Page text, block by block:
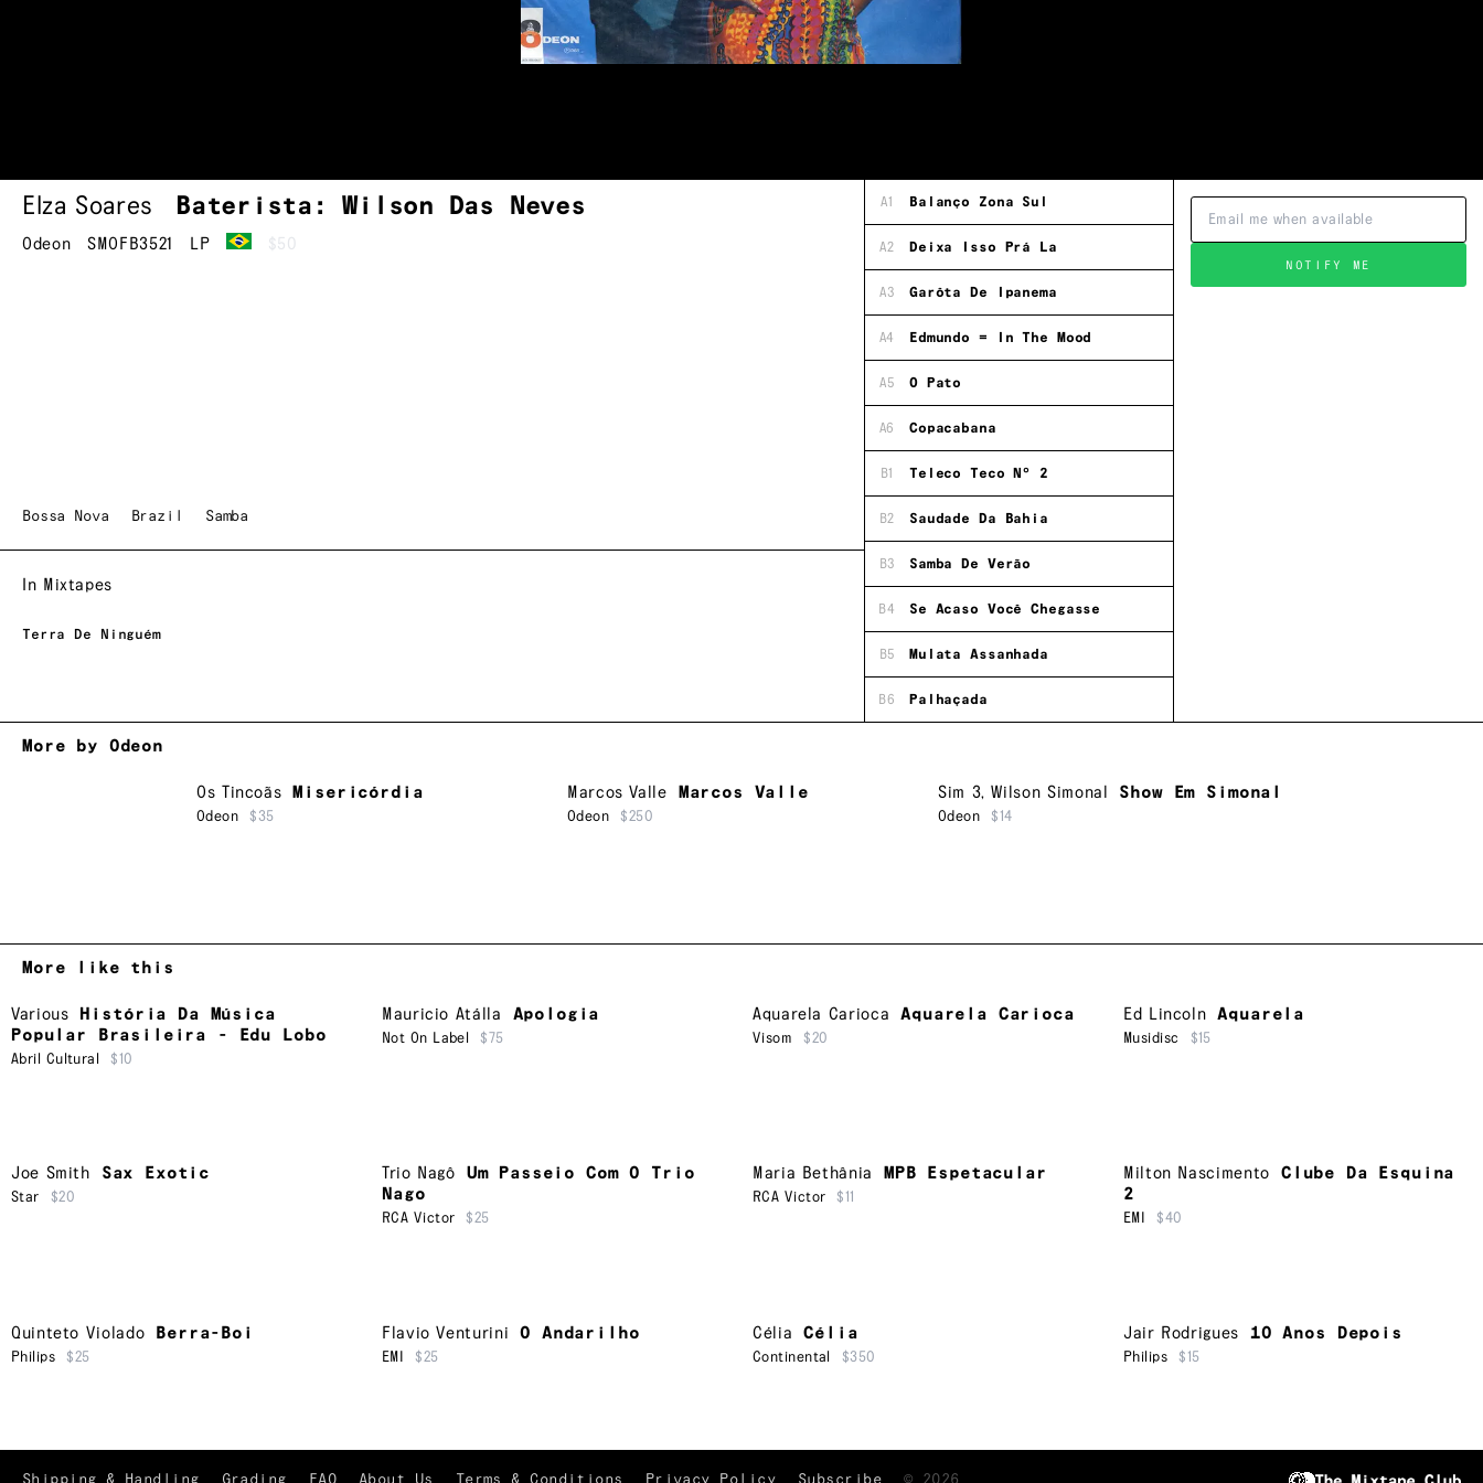
Elza Soares Baterista: Wilson Das Neves
Odeon SMOFB3521 LP $50
Bossa Nova Brazil Samba
In Mixtapes
Terra De Ninguém
A1 Balanço Zona Sul
A2 Deixa Isso Prá La
A3 Garôta De Ipanema
A4 Edmundo = In The Mood
A5 O Pato
A6 Copacabana
B1 Teleco Teco Nº 2
B2 Saudade Da Bahia
B3 Samba De Verão
B4 Se Acaso Você Chegasse
B5 Mulata Assanhada
B6 Palhaçada
NOTIFY ME
More by Odeon
Os Tincoãs Misericórdia
Odeon $35
Marcos Valle Marcos Valle
Odeon $250
Sim 3,Wilson Simonal Show Em Simonal
Odeon $14
More like this
Various
História Da Música
Popular Brasileira - Edu Lobo
Abril Cultural $10
Mauricio Atálla Apologia
Not On Label $75
Aquarela Carioca Aquarela Carioca
Visom $20
Ed Lincoln Aquarela
Musidisc $15
Joe Smith Sax Exotic
Star $20
Trio Nagô
Um Passeio Com O Trio
Nago
RCA Victor $25
Maria Bethânia MPB Espetacular
RCA Victor $11
Milton Nascimento
Clube Da Esquina
2
EMI $40
Quinteto Violado Berra-Boi
Philips $25
Flavio Venturini O Andarilho
EMI $25
Célia Célia
Continental $350
Jair Rodrigues 10 Anos Depois
Philips $15
Shipping & Handling Grading FAQ About Us Terms & Conditions Privacy Policy Subscribe © 2026